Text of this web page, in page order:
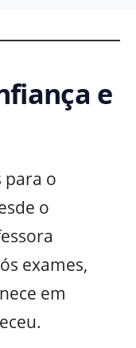
e
para o
o
exames,
em